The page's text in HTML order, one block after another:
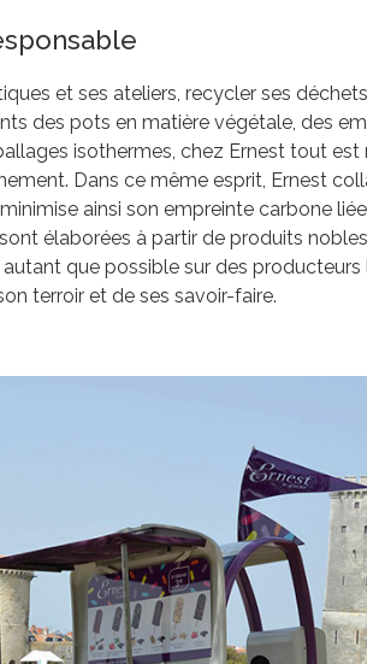
et ses ateliers, recycler ses
des pots en matière végétale, des
isothermes, chez Ernest tout est
Dans ce même esprit, Ernest
ainsi son empreinte carbone
élaborées à partir de produits
que possible sur des producteurs
terroir et de ses savoir-faire.